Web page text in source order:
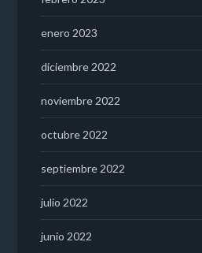
enero 2023
diciembre 2022
noviembre 2022
octubre 2022
septiembre 2022
julio 2022
junio 2022